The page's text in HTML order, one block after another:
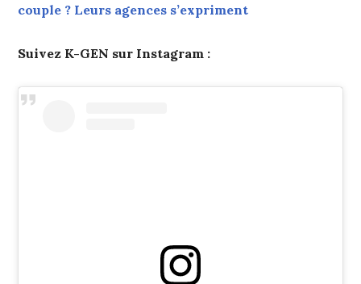
couple ? Leurs agences s’expriment
Suivez K-GEN sur Instagram :